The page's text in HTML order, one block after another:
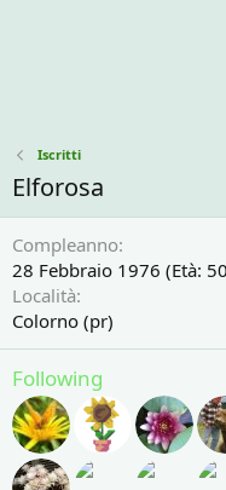
Iscritti
Elforosa
Compleanno
28 Febbraio 1976 (Età:
Località
Colorno (pr)
Following